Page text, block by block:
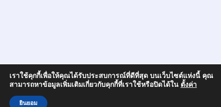
เราใช้คุกกี้เพื่อให้คุณได้รับประสบการณ์ที่ดีที่สุด บนเว็บไซต์แห่งนี้ คุณ
สามารถหาข้อมูลเพิ่มเติมเกี่ยวกับคุกกี้ที่เราใช้หรือปิดได้ใน ตั้งค่า
ยินยอม